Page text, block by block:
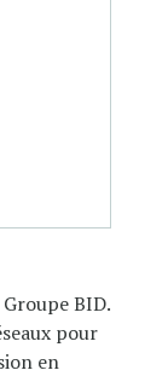
BID.
pour
en